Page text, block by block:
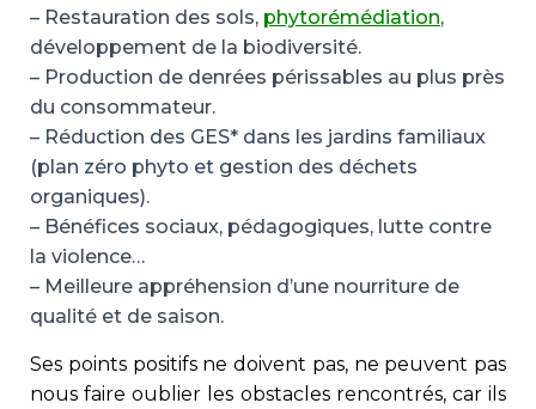
– Restauration des sols, phytorémédiation,
développement de la biodiversité.
– Production de denrées périssables au plus près
du consommateur.
– Réduction des GES* dans les jardins familiaux
(plan zéro phyto et gestion des déchets
organiques).
– Bénéfices sociaux, pédagogiques, lutte contre
la violence…
– Meilleure appréhension d’une nourriture de
qualité et de saison.
Ses points positifs ne doivent pas, ne peuvent pas
nous faire oublier les obstacles rencontrés, car ils